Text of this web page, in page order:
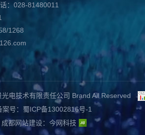
：028-81480011
1268
电技术有限责任公司 Brand All Reserved
案号：蜀ICP备13002816号-1
成都网站建设： 今网科技